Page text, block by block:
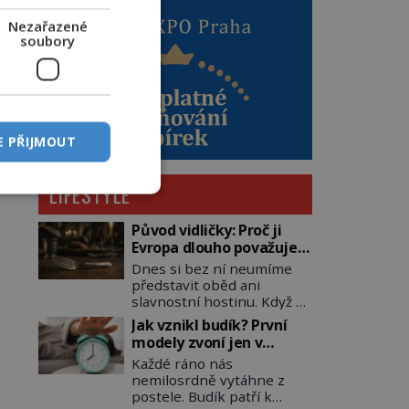
LIFESTYLE
Původ vidličky: Proč ji
Evropa dlouho považuje
za nástroj samotného
satana?
Dnes si bez ní neumíme
představit oběd ani
slavnostní hostinu. Když se
však vidlička v raném
středověku objevuje na
evropských stolech,
vzbuzuje pohoršení,
posměch i strach. Mnozí
duchovní ji označují za
Jak vznikl budík? První
modely zvoní jen v
jedinou nastavenou
hodinu
Každé ráno nás
nemilosrdně vytáhne z
postele. Budík patří k
Nezařazené
soubory
PŘIJMOUT